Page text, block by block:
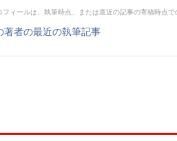
フィールは、執筆時点、または直近の記事の寄稿時点で
著者の最近の執筆記事